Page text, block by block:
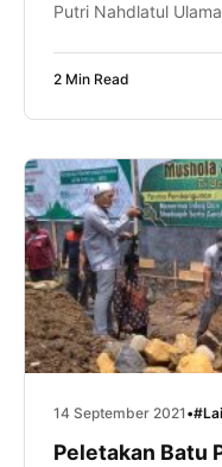
Putri Nahdlatul
Fatayat dan para
masjid wilayah Desa
2 Min Read
14 September 2021 •
Peletakan Batu